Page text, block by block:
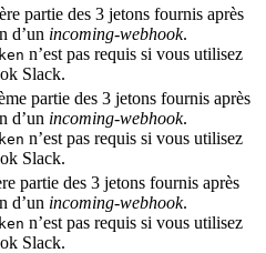
partie des 3 jetons fournis après
d’un incoming-webhook.
n’est pas requis si vous utilisez
Slack.
partie des 3 jetons fournis après
d’un incoming-webhook.
n’est pas requis si vous utilisez
Slack.
partie des 3 jetons fournis après
d’un incoming-webhook.
n’est pas requis si vous utilisez
Slack.